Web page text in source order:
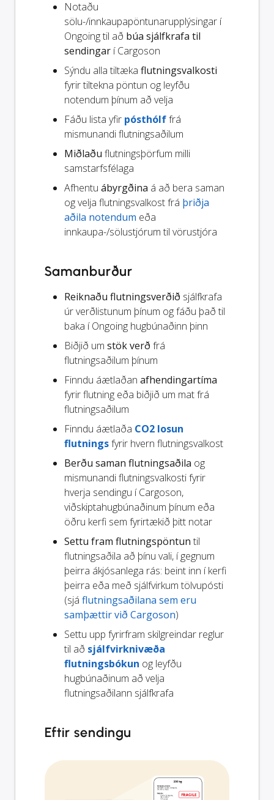
Notaðu
sölu-/innkaupapöntunarupplýsingar í
Ongoing til að búa sjálfkrafa til
sendingar í Cargoson
Sýndu alla tiltæka flutningsvalkosti
fyrir tiltekna pöntun og leyfðu
notendum þínum að velja
Fáðu lista yfir pósthólffrá
mismunandi flutningsaðilum
Miðlaðu flutningsþörfum milli
samstarfsfélaga
Afhentu ábyrgðina á að bera saman
og velja flutningsvalkost frá þriðja
aðila notendum eða
innkaupa-/sölustjórum til vörustjóra
Samanburður
Reiknaðu flutningsverðið sjálfkrafa
úr verðlistunum þínum og fáðu það til
baka í Ongoing hugbúnaðinn þinn
Biðjið um stök verð frá
flutningsaðilum þínum
Finndu áætlaðan afhendingartíma
fyrir flutning eða biðjið um mat frá
flutningsaðilum
Finndu áætlaða CO2 losun
flutningsfyrir hvern flutningsvalkost
Berðu saman flutningsaðila og
mismunandi flutningsvalkosti fyrir
hverja sendingu í Cargoson,
viðskiptahugbúnaðinum þínum eða
öðru kerfi sem fyrirtækið þitt notar
Settu fram flutningspöntun til
flutningsaðila að þínu vali, í gegnum
þeirra ákjósanlega rás: beint inn í kerfi
þeirra eða með sjálfvirkum tölvupósti
(sjá flutningsaðilana sem eru
samþættir við Cargoson)
Settu upp fyrirfram skilgreindar reglur
til að sjálfvirknivæða
flutningsbókun og leyfðu
hugbúnaðinum að velja
flutningsaðilann sjálfkrafa
Eftir sendingu